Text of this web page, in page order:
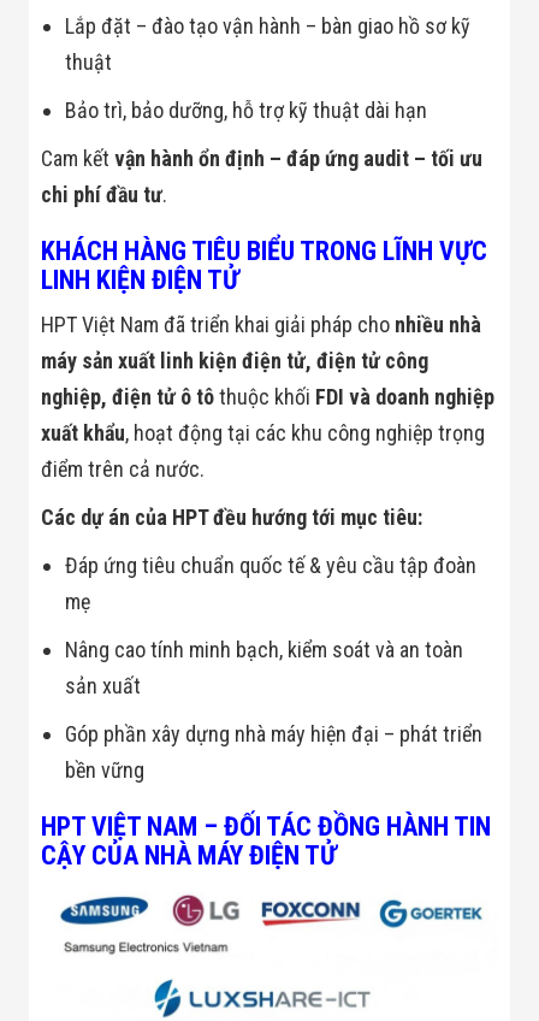
Lắp đặt – đào tạo vận hành – bàn giao hồ sơ kỹ
thuật
Bảo trì, bảo dưỡng, hỗ trợ kỹ thuật dài hạn
Cam kếtvận hành ổn định – đáp ứng audit – tối ưu
chi phí đầu tư.
KHÁCH HÀNG TIÊU BIỂU TRONG LĨNH VỰC
LINH KIỆN ĐIỆN TỬ
HPT Việt Nam đã triển khai giải pháp cho nhiều nhà
máy sản xuất linh kiện điện tử, điện tử công
nghiệp, điện tử ô tôthuộc khối FDI và doanh nghiệp
xuất khẩu, hoạt động tại các khu công nghiệp trọng
điểm trên cả nước.
Các dự án của HPT đều hướng tới mục tiêu:
Đáp ứng tiêu chuẩn quốc tế & yêu cầu tập đoàn
mẹ
Nâng cao tính minh bạch, kiểm soát và an toàn
sản xuất
Góp phần xây dựng nhà máy hiện đại – phát triển
bền vững
HPT VIỆT NAM – ĐỐI TÁC ĐỒNG HÀNH TIN
CẬY CỦA NHÀ MÁY ĐIỆN TỬ